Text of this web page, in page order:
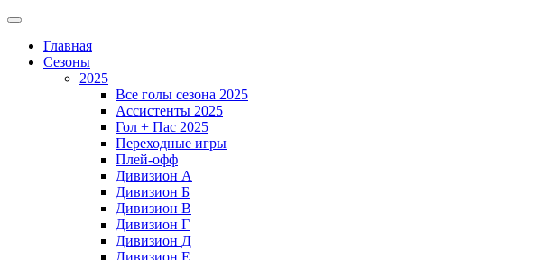
Главная
Сезоны
2025
Все голы сезона 2025
Ассистенты 2025
Гол + Пас 2025
Переходные игры
Плей-офф
Дивизион A
Дивизион Б
Дивизион В
Дивизион Г
Дивизион Д
Дивизион Е